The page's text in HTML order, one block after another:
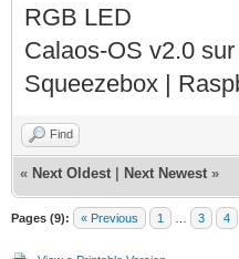
RGB LED
Calaos-OS v2.0
Squeezebox |
Find
« Next Oldest Next Newest »
Pages (9): « Previous 1 3 4